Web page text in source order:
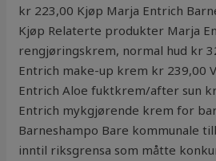
kr 223,00 Kjøp Marja Entrich
Kjøp Relaterte produkter Marja
rengjøringskrem, normal hud kr
Entrich make-up krem kr 239,00
Entrich Aloe fuktkrem/after sun
Entrich mykgjørende krem for
Barneshampo Bare kommunale
inntil riksgrensa som måtte